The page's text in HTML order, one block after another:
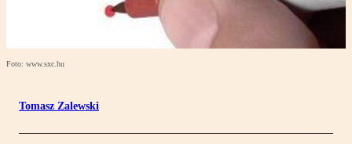
Foto: www.sxc.hu
Tomasz Zalewski